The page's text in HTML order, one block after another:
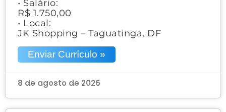
• Salário:
R$ 1.750,00
• Local:
JK Shopping – Taguatinga, DF
Enviar Currículo »
8 de agosto de 2026